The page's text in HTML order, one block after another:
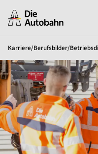
Karriere/Berufsbilder/